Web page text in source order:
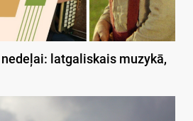
latgaliskais muzykā,